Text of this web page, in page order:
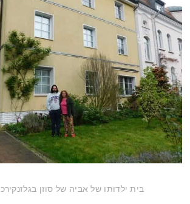
בית ילדותו של אביה של סוזן